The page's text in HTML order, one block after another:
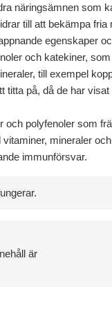
näringsämnen som
till att bekämpa fria
egenskaper
och katekiner,
till exempel
titta på, då de har
och polyfenoler som
mineraler
immunförsvar.
är